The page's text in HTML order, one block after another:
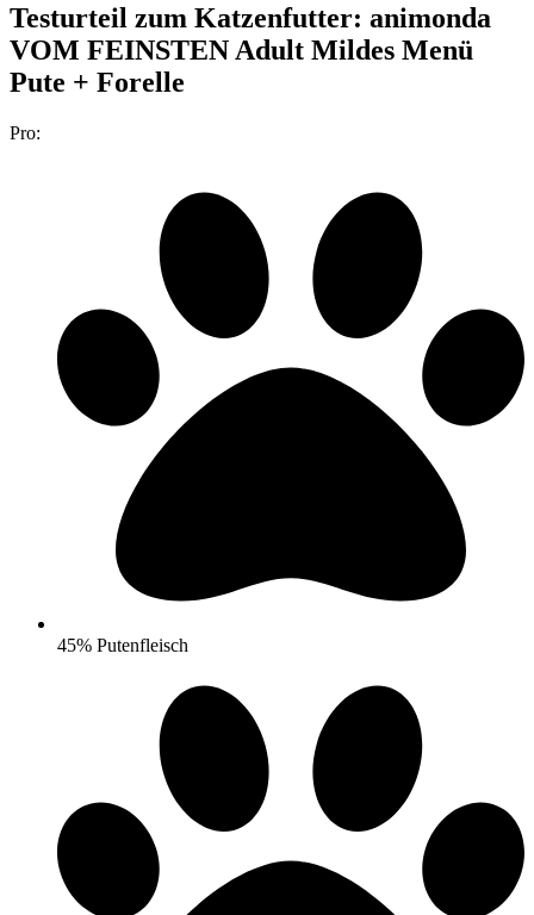
Testurteil zum Katzenfutter: animonda
VOM FEINSTEN Adult Mildes Menü
Pute + Forelle
Pro:
45% Putenfleisch